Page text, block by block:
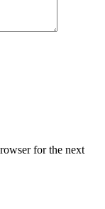
for the next